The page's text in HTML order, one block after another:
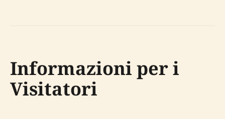
Informazioni per i
Visitatori